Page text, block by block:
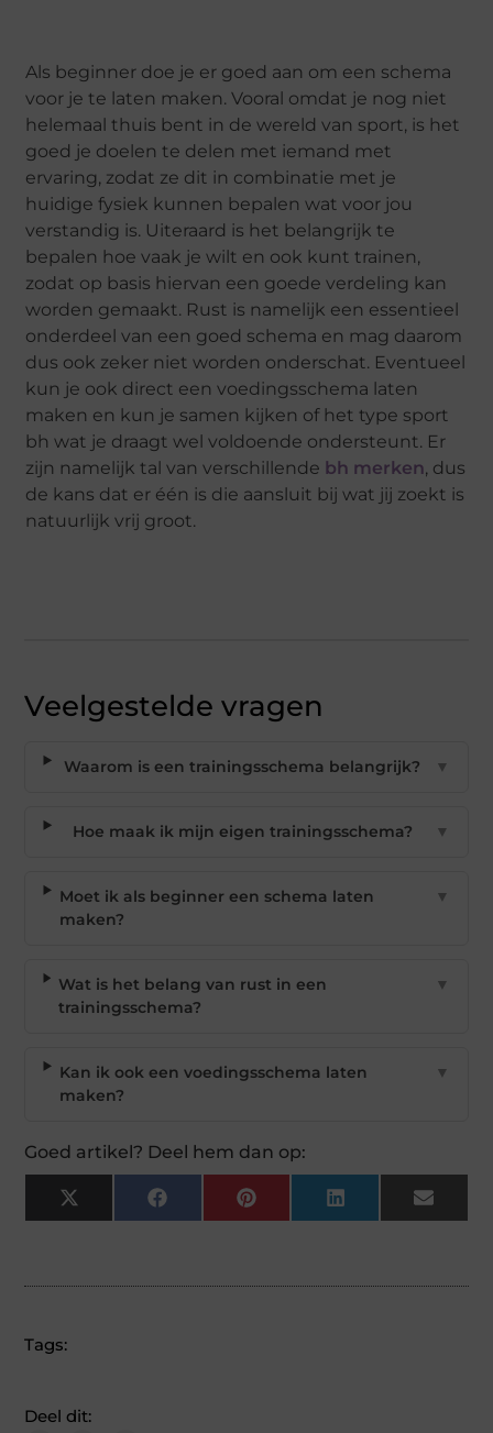
Als beginner doe je er goed aan om een schema
voor je te laten maken. Vooral omdat je nog niet
helemaal thuis bent in de wereld van sport, is het
goed je doelen te delen met iemand met
ervaring, zodat ze dit in combinatie met je
huidige fysiek kunnen bepalen wat voor jou
verstandig is. Uiteraard is het belangrijk te
bepalen hoe vaak je wilt en ook kunt trainen,
zodat op basis hiervan een goede verdeling kan
worden gemaakt. Rust is namelijk een essentieel
onderdeel van een goed schema en mag daarom
dus ook zeker niet worden onderschat. Eventueel
kun je ook direct een voedingsschema laten
maken en kun je samen kijken of het type sport
bh wat je draagt wel voldoende ondersteunt. Er
zijn namelijk tal van verschillende bh merken, dus
de kans dat er één is die aansluit bij wat jij zoekt is
natuurlijk vrij groot.
Veelgestelde vragen
Waarom is een trainingsschema belangrijk? ▼
Hoe maak ik mijn eigen trainingsschema? ▼
Moet ik als beginner een schema laten
maken?
▼
Wat is het belang van rust in een
trainingsschema?
▼
Kan ik ook een voedingsschema laten
maken?
▼
Goed artikel? Deel hem dan op:
X
(Twitter)
Facebook Pinterest LinkedIn Email
Tags:
Deel dit: